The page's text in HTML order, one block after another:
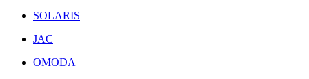
SOLARIS
JAC
OMODA